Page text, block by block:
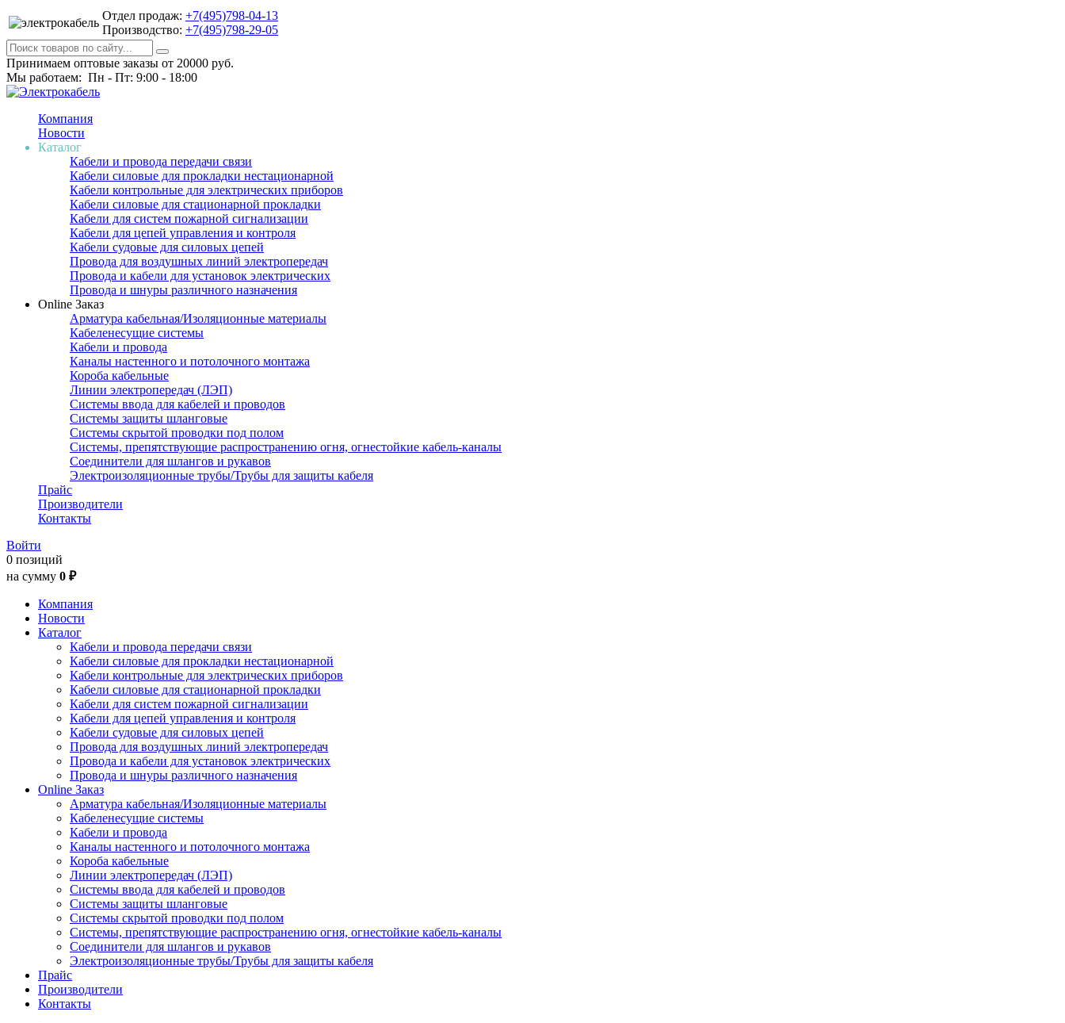
Отдел продаж: +7(495)798-04-13
Производство: +7(495)798-29-05
Принимаем оптовые заказы от 20000 руб.
Мы работаем: Пн - Пт: 9:00 - 18:00
Компания
Новости
Каталог
Кабели и провода передачи связи
Кабели силовые для прокладки нестационарной
Кабели контрольные для электрических приборов
Кабели силовые для стационарной прокладки
Кабели для систем пожарной сигнализации
Кабели для цепей управления и контроля
Кабели судовые для силовых цепей
Провода для воздушных линий электропередач
Провода и кабели для установок электрических
Провода и шнуры различного назначения
Online Заказ
Арматура кабельная/Изоляционные материалы
Кабеленесущие системы
Кабели и провода
Каналы настенного и потолочного монтажа
Короба кабельные
Линии электропередач (ЛЭП)
Системы ввода для кабелей и проводов
Системы защиты шланговые
Системы скрытой проводки под полом
Системы, препятствующие распространению огня, огнестойкие кабель-каналы
Соединители для шлангов и рукавов
Электроизоляционные трубы/Трубы для защиты кабеля
Прайс
Производители
Контакты
Войти
0 позиций
на сумму 0 ₽
Компания
Новости
Каталог
Кабели и провода передачи связи
Кабели силовые для прокладки нестационарной
Кабели контрольные для электрических приборов
Кабели силовые для стационарной прокладки
Кабели для систем пожарной сигнализации
Кабели для цепей управления и контроля
Кабели судовые для силовых цепей
Провода для воздушных линий электропередач
Провода и кабели для установок электрических
Провода и шнуры различного назначения
Online Заказ
Арматура кабельная/Изоляционные материалы
Кабеленесущие системы
Кабели и провода
Каналы настенного и потолочного монтажа
Короба кабельные
Линии электропередач (ЛЭП)
Системы ввода для кабелей и проводов
Системы защиты шланговые
Системы скрытой проводки под полом
Системы, препятствующие распространению огня, огнестойкие кабель-каналы
Соединители для шлангов и рукавов
Электроизоляционные трубы/Трубы для защиты кабеля
Прайс
Производители
Контакты